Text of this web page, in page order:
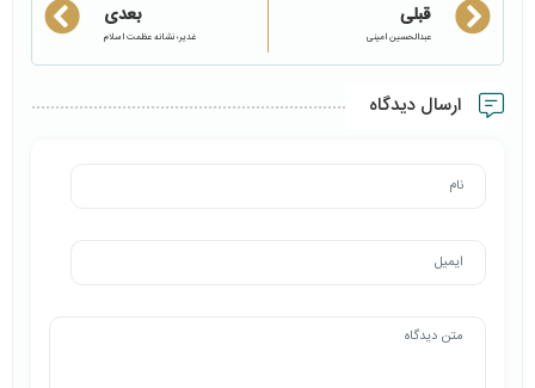
قبلی
عبدالحسین امینی
بعدی
غدیر؛ نشانه عظمت اسلام
ارسال دیدگاه